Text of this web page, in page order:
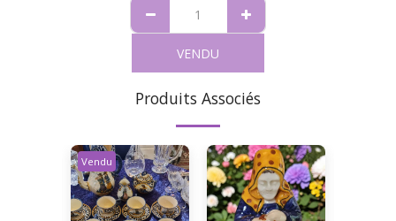
VENDU
Produits Associés
Vendu